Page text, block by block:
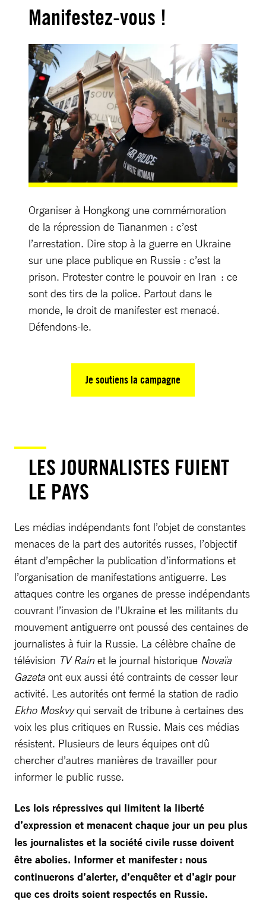
Manifestez-vous !
Organiser à Hongkong une commémoration
de la répression de Tiananmen : c’est
l’arrestation. Dire stop à la guerre en Ukraine
sur une place publique en Russie : c’est la
prison. Protester contre le pouvoir en Iran : ce
sont des tirs de la police. Partout dans le
monde, le droit de manifester est menacé.
Défendons-le.
Je soutiens la campagne
LES JOURNALISTES FUIENT
LE PAYS
Les médias indépendants font l’objet de constantes
menaces de la part des autorités russes, l’objectif
étant d’empêcher la publication d’informations et
l’organisation de manifestations antiguerre. Les
attaques contre les organes de presse indépendants
couvrant l’invasion de l’Ukraine et les militants du
mouvement antiguerre ont poussé des centaines de
journalistes à fuir la Russie. La célèbre chaîne de
télévision TV Rain et le journal historique Novaïa
Gazeta ont eux aussi été contraints de cesser leur
activité. Les autorités ont fermé la station de radio
Ekho Moskvyqui servait de tribune à certaines des
voix les plus critiques en Russie. Mais ces médias
résistent. Plusieurs de leurs équipes ont dû
chercher d’autres manières de travailler pour
informer le public russe.
Les lois répressives qui limitent la liberté
d’expression et menacent chaque jour un peu plus
les journalistes et la société civile russe doivent
être abolies. Informer et manifester : nous
continuerons d’alerter, d’enquêter et d’agir pour
que ces droits soient respectés en Russie.